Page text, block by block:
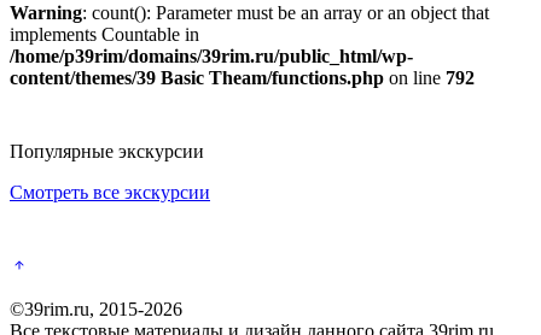
Warning: count(): Parameter must be an array or an object that
implements Countable in
/home/p39rim/domains/39rim.ru/public_html/wp-
content/themes/39 Basic Theam/functions.php on line 792
Популярные экскурсии
Смотреть все экскурсии
©39rim.ru, 2015-2026
Все текстовые материалы и дизайн данного сайта 39rim.ru